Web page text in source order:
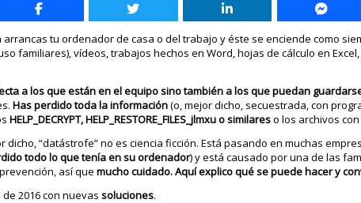
arrancas tu ordenador de casa o del trabajo y éste se enciende como
familiares), vídeos, trabajos hechos en Word, hojas de cálculo en
a los que están en el equipo sino también a los que puedan
Has perdido toda la información(o, mejor dicho, secuestrada, con
HELP_DECRYPT, HELP_RESTORE_FILES_jlmxu o similareso los archivos
dicho, “datástrofe” no es ciencia ficción. Está pasando en muchas
todo lo que tenía en su ordenador) y está causado por una de las
así quemucho cuidado. Aquí explico qué se puede hacer y
2016 con nuevassoluciones.